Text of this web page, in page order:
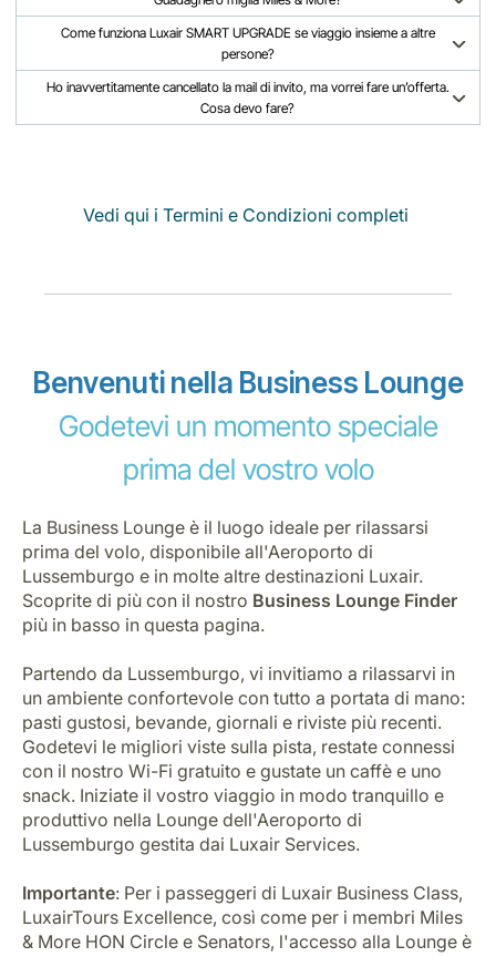
Come funziona Luxair SMART UPGRADE se viaggio insieme a altre
persone?
Ho inavvertitamente cancellato la mail di invito, ma vorrei fare un’offerta.
Cosa devo fare?
Vedi qui i Termini e Condizioni completi
Benvenuti nella Business Lounge
Godetevi un momento speciale
prima del vostro volo
La Business Lounge è il luogo ideale per rilassarsi
prima del volo, disponibile all'Aeroporto di
Lussemburgo e in molte altre destinazioni Luxair.
Scoprite di più con il nostro Business Lounge Finder
più in basso in questa pagina.
Partendo da Lussemburgo, vi invitiamo a rilassarvi in
un ambiente confortevole con tutto a portata di mano:
pasti gustosi, bevande, giornali e riviste più recenti.
Godetevi le migliori viste sulla pista, restate connessi
con il nostro Wi-Fi gratuito e gustate un caffè e uno
snack. Iniziate il vostro viaggio in modo tranquillo e
produttivo nella Lounge dell'Aeroporto di
Lussemburgo gestita dai Luxair Services.
Importante: Per i passeggeri di Luxair Business Class,
LuxairTours Excellence, così come per i membri Miles
& More HON Circle e Senators, l'accesso alla Lounge è